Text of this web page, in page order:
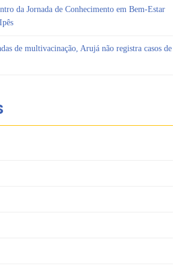
da Jornada de Conhecimento em Bem-Estar
de multivacinação, Arujá não registra casos de